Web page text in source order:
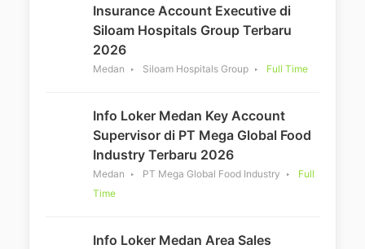
Insurance Account Executive di
Siloam Hospitals Group Terbaru
2026
Medan Siloam Hospitals Group Full Time
Info Loker Medan Key Account
Supervisor di PT Mega Global Food
Industry Terbaru 2026
Medan PT Mega Global Food Industry
Full
Time
Info Loker Medan Area Sales